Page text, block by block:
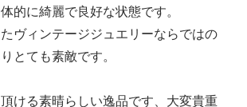
的に綺麗で良好な状態です。
ヴィンテージジュエリーならではの
とても素敵です。
ける素晴らしい逸品です、大変貴重